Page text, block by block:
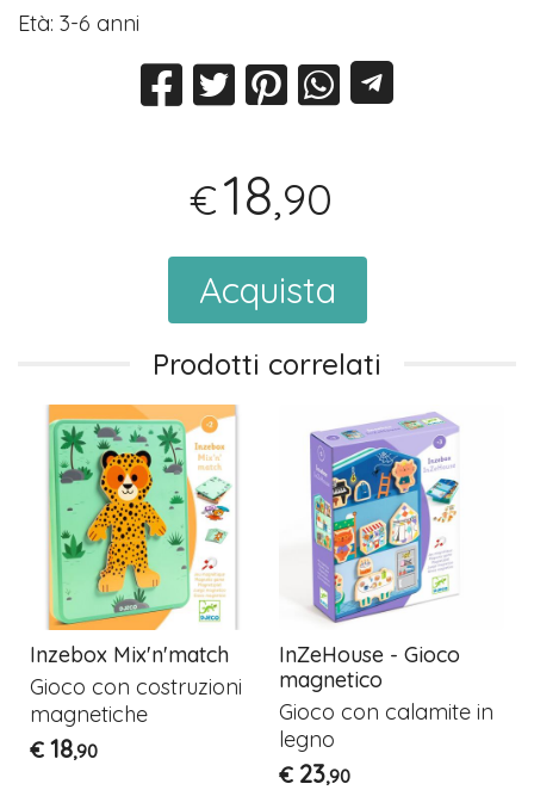
Età: 3-6 anni
€18,90
Acquista
Prodotti correlati
Inzebox Mix'n'match
Gioco con costruzioni
magnetiche
€ 18,90
InZeHouse - Gioco
magnetico
Gioco con calamite in
legno
€ 23,90